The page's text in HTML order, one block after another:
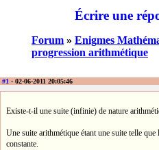
Écrire une
Forum » Enigmes
progression arithmétique
#1 - 02-06-2011 20:05:46
Existe-t-il une suite (infinie) de nature
Une suite arithmétique étant une suite telle
constante.